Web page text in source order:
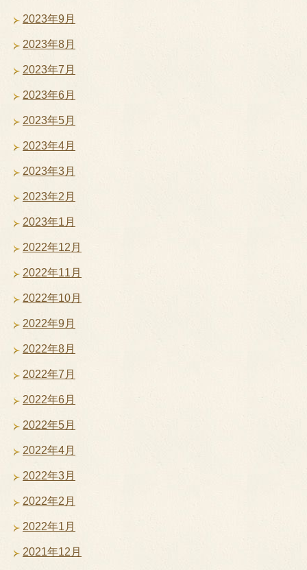
2023年9月
2023年8月
2023年7月
2023年6月
2023年5月
2023年4月
2023年3月
2023年2月
2023年1月
2022年12月
2022年11月
2022年10月
2022年9月
2022年8月
2022年7月
2022年6月
2022年5月
2022年4月
2022年3月
2022年2月
2022年1月
2021年12月